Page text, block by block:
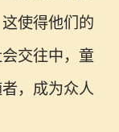
使得他们的
交往中，童
，成为众人